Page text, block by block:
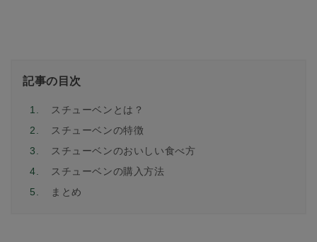
記事の目次
1.
スチューベンとは？
2.
スチューベンの特徴
3.
スチューベンのおいしい食べ方
4.
スチューベンの購入方法
5.
まとめ